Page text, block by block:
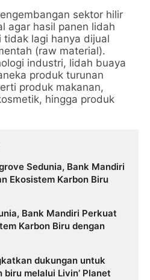
sektor hilir
agar hasil panen lidah
lagi hanya dijual
(raw material).
industri, lidah buaya
produk turunan
produk makanan,
hingga produk
Sedunia, Bank Mandiri
Ekosistem Karbon Biru
Bank Mandiri Perkuat
Karbon Biru dengan
dukungan untuk
melalui Livin’ Planet